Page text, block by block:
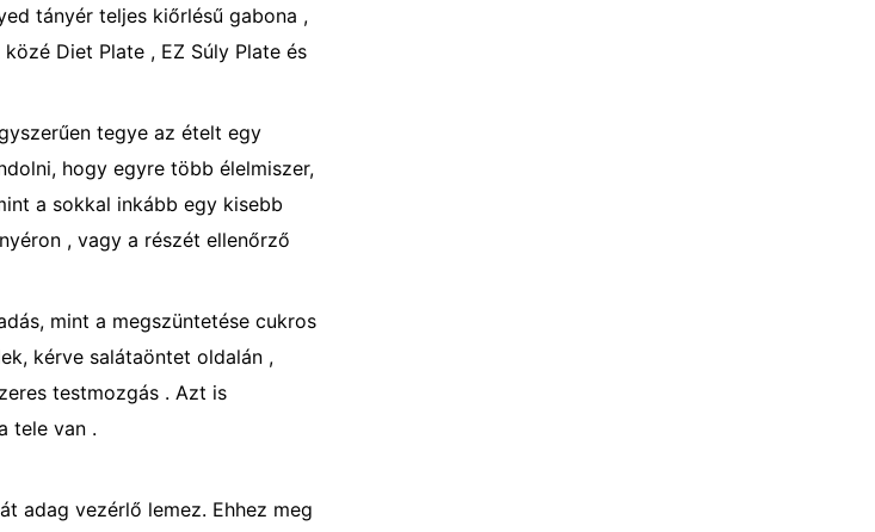
tányér teljes kiőrlésű gabona ,
Diet Plate , EZ Súly Plate és
tegye az ételt egy
hogy egyre több élelmiszer,
a sokkal inkább egy kisebb
, vagy a részét ellenőrző
mint a megszüntetése cukros
kérve salátaöntet oldalán ,
testmozgás . Azt is
tele van .
adag vezérlő lemez. Ehhez meg